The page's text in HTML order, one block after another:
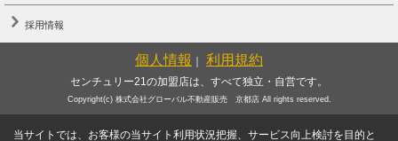
採用情報
個人情報 利用規約
センチュリー21の加盟店は、すべて独立・自営です。
Copyright(c) 株式会社グローバル不動産販売 京都店 All rights reserved.
当サイトでは、お客様の当サイト利用状況把握、サービス向上検討を目的と